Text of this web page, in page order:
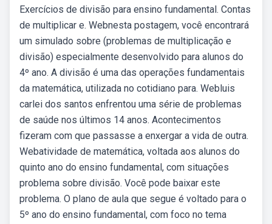
Exercícios de divisão para ensino fundamental. Contas
de multiplicar e. Webnesta postagem, você encontrará
um simulado sobre (problemas de multiplicação e
divisão) especialmente desenvolvido para alunos do
4º ano. A divisão é uma das operações fundamentais
da matemática, utilizada no cotidiano para. Webluis
carlei dos santos enfrentou uma série de problemas
de saúde nos últimos 14 anos. Acontecimentos
fizeram com que passasse a enxergar a vida de outra.
Webatividade de matemática, voltada aos alunos do
quinto ano do ensino fundamental, com situações
problema sobre divisão. Você pode baixar este
problema. O plano de aula que segue é voltado para o
5º ano do ensino fundamental, com foco no tema